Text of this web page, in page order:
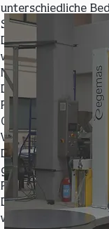
unterschiedliche
Stretchfolien-
Die Maschine
wirtschaftlichere
Diese Maschinen,
Produkte in
Gemüse und
Vollautomatische
Diese
gesamten Prozess
Diese
werden gemäß den